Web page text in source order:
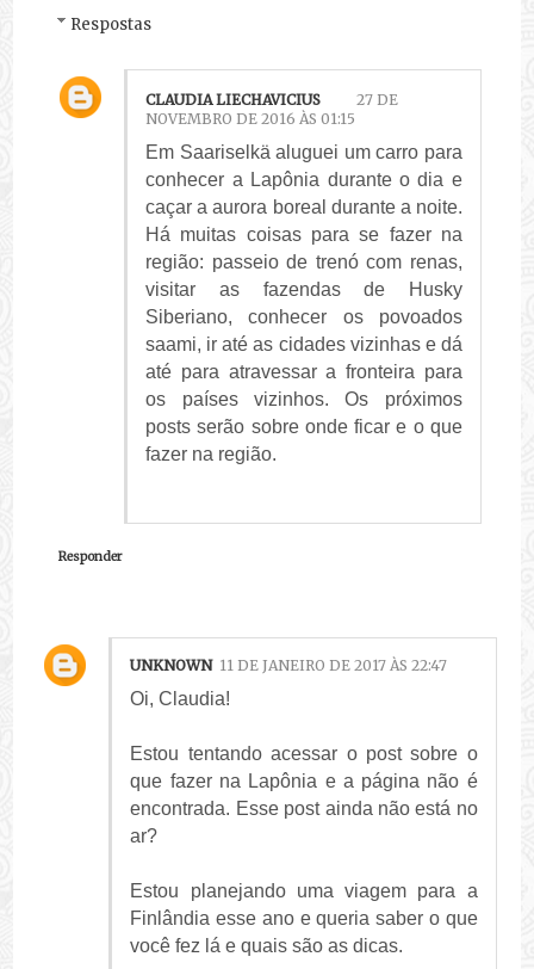
Respostas
CLAUDIA LIECHAVICIUS
27 DE
NOVEMBRO DE 2016 ÀS 01:15
Em Saariselkä aluguei um carro para
conhecer a Lapônia durante o dia e
caçar a aurora boreal durante a noite.
Há muitas coisas para se fazer na
região: passeio de trenó com renas,
visitar as fazendas de Husky
Siberiano, conhecer os povoados
saami, ir até as cidades vizinhas e dá
até para atravessar a fronteira para
os países vizinhos. Os próximos
posts serão sobre onde ficar e o que
fazer na região.
Responder
UNKNOWN 11 DE JANEIRO DE 2017 ÀS 22:47
Oi, Claudia!
Estou tentando acessar o post sobre o
que fazer na Lapônia e a página não é
encontrada. Esse post ainda não está no
ar?
Estou planejando uma viagem para a
Finlândia esse ano e queria saber o que
você fez lá e quais são as dicas.